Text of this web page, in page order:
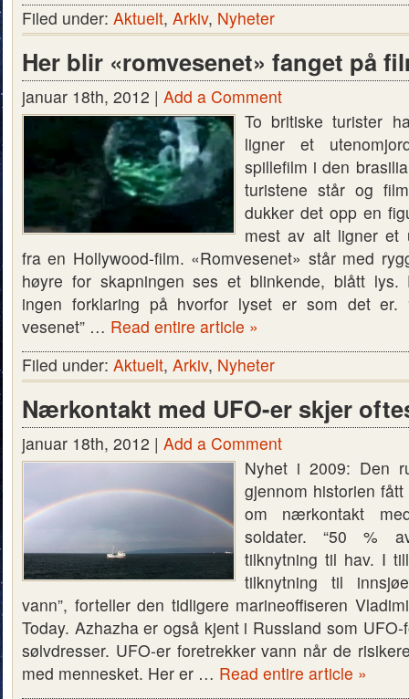
Filed under: Aktuelt, Arkiv, Nyheter
Her blir «romvesenet» fanget på
januar 18th, 2012 | Add a Comment
To britiske turister
ligner et
spillefilm i den
turistene står og
dukker det opp en
mest av alt ligner et
fra en Hollywood-film. «Romvesenet» står med
høyre for skapningen ses et blinkende, blått lys.
ingen forklaring på hvorfor lyset er som det er.
vesenet” … Read entire article »
Filed under: Aktuelt, Arkiv, Nyheter
Nærkontakt med UFO-er skjer
januar 18th, 2012 | Add a Comment
Nyhet i 2009: Den
gjennom historien
om nærkontakt
soldater. “50 %
tilknytning til hav. I
tilknytning til
vann”, forteller den tidligere marineoffiseren
Today. Azhazha er også kjent i Russland som
sølvdresser. UFO-er foretrekker vann når de
med mennesket. Her er … Read entire article »